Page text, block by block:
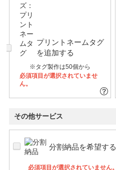
プリントネームタグ
を追加する
※タグ製作は50個から
必須項目が選択されていませ
ん。
その他サービス
分割納品を希望する
必須項目が選択されていません。